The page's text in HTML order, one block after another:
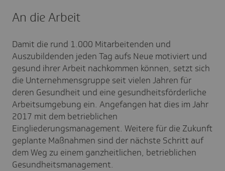
An die Arbeit
Damit die rund 1.000 Mitarbeitenden und
Auszubildenden jeden Tag aufs Neue motiviert und
gesund ihrer Arbeit nachkommen können, setzt sich
die Unternehmensgruppe seit vielen Jahren für
deren Gesundheit und eine gesundheitsförderliche
Arbeitsumgebung ein. Angefangen hat dies im Jahr
2017 mit dem betrieblichen
Eingliederungsmanagement. Weitere für die Zukunft
geplante Maßnahmen sind der nächste Schritt auf
dem Weg zu einem ganzheitlichen, betrieblichen
Gesundheitsmanagement.